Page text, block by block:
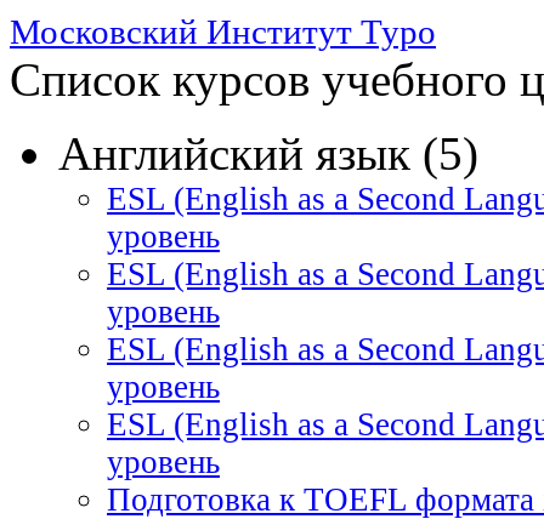
Московский Институт Туро
Список курсов учебного
Английский язык (5)
ESL (English as a Second
уровень
ESL (English as a Second
уровень
ESL (English as a Second
уровень
ESL (English as a Second
уровень
Подготовка к TOEFL